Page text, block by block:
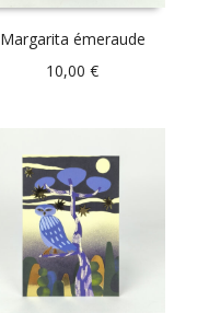
Margarita émeraude
10,00€